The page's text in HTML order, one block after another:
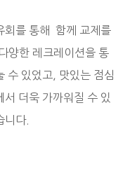
회를 통해 함께 교제를
양한 레크레이션을 통
수 있었고, 맛있는 점심
더욱 가까워질 수 있
니다.